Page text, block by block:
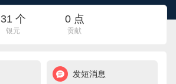
31 个
银元
0 点
贡献
发短消息